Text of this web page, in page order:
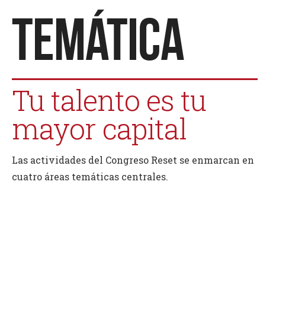
Temática
Tu talento es tu
mayor capital
Las actividades del Congreso Reset se enmarcan en
cuatro áreas temáticas centrales.